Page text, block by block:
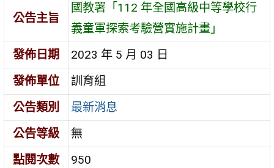
公告主旨
國教署「112 年全國高級中等學校行
義童軍探索考驗營實施計畫」
發佈日期
2023 年 5 月 03 日
發佈單位
訓育組
公告類別
最新消息
公告等級
無
點閱次數
950